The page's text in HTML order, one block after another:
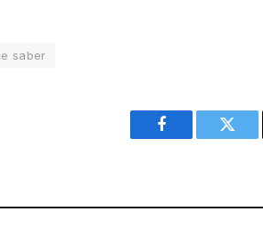
saber
Facebook